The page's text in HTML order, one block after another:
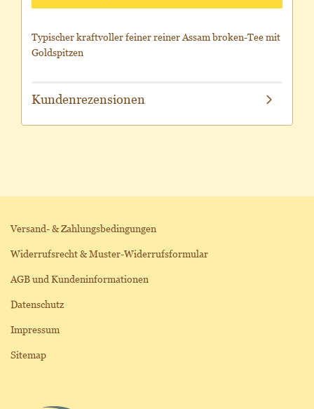
Typischer kraftvoller feiner reiner Assam broken-Tee mit
Goldspitzen
Kundenrezensionen
Versand- & Zahlungsbedingungen
Widerrufsrecht & Muster-Widerrufsformular
AGB und Kundeninformationen
Datenschutz
Impressum
Sitemap